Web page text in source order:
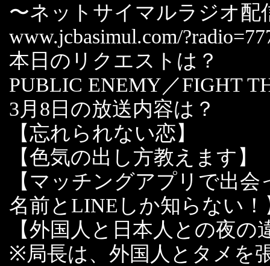
〜ネットサイマルラジオ配
www.jcbasimul.com/
本日のリクエストは？
PUBLIC ENEMY／FIGHT
3月8日の放送内容は？
【忘れられない恋】
【色気の出し方教えます】
【マッチングアプリで出
名前とLINEしか知らない！
【外国人と日本人との夜の
※局長は、外国人とタメを